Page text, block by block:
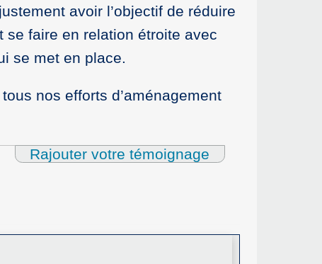
avoir l’objectif de réduire
faire en relation étroite avec
se met en place.
nos efforts d’aménagement
Rajouter votre témoignage